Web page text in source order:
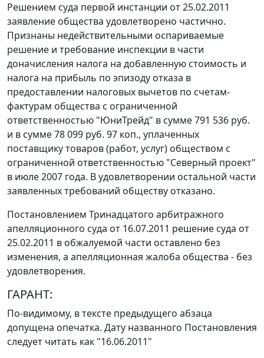
Решением суда первой инстанции от 25.02.2011
заявление общества удовлетворено частично.
Признаны недействительными оспариваемые
решение и требование инспекции в части
доначисления налога на добавленную стоимость и
налога на прибыль по эпизоду отказа в
предоставлении налоговых вычетов по счетам-
фактурам общества с ограниченной
ответственностью "ЮниТрейд" в сумме 791 536 руб.
и в сумме 78 099 руб. 97 коп., уплаченных
поставщику товаров (работ, услуг) обществом с
ограниченной ответственностью "Северный проект"
в июле 2007 года. В удовлетворении остальной части
заявленных требований обществу отказано.
Постановлением Тринадцатого арбитражного
апелляционного суда от 16.07.2011 решение суда от
25.02.2011 в обжалуемой части оставлено без
изменения, а апелляционная жалоба общества - без
удовлетворения.
ГАРАНТ:
По-видимому, в тексте предыдущего абзаца
допущена опечатка. Дату названного Постановления
следует читать как "16.06.2011"